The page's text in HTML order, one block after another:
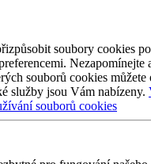
soubory cookies
Nezapomínejte
souborů cookies
služby jsou Vám nabízeny.
souborů cookies